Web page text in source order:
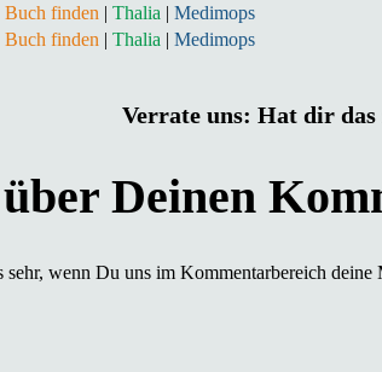
Buch finden | Thalia | Medimops
Buch finden | Thalia | Medimops
Verrate uns: Hat dir das
wenn Du uns im Kommentarbereich